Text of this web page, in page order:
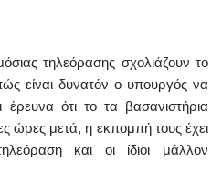
τηλεόρασης σχολιάζουν το
είναι δυνατόν ο υπουργός να
έρευνα ότι το τα βασανιστήρια
ώρες μετά, η εκπομπή τους έχει
και οι ίδιοι μάλλον